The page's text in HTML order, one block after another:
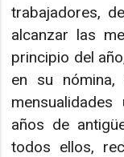
trabajadores,
alcanzar las
principio del
en su nómina,
años de
todos ellos,